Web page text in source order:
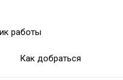
работы
Как добраться